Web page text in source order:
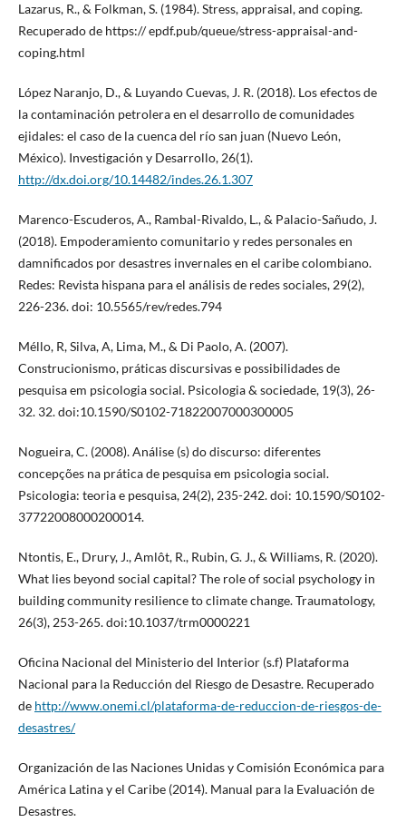
Lazarus, R., & Folkman, S. (1984). Stress, appraisal, and coping.
Recuperado de https:// epdf.pub/queue/stress-appraisal-and-
coping.html
López Naranjo, D., & Luyando Cuevas, J. R. (2018). Los efectos de
la contaminación petrolera en el desarrollo de comunidades
ejidales: el caso de la cuenca del río san juan (Nuevo León,
México). Investigación y Desarrollo, 26(1).
http://dx.doi.org/10.14482/indes.26.1.307
Marenco-Escuderos, A., Rambal-Rivaldo, L., & Palacio-Sañudo, J.
(2018). Empoderamiento comunitario y redes personales en
damnificados por desastres invernales en el caribe colombiano.
Redes: Revista hispana para el análisis de redes sociales, 29(2),
226-236. doi: 10.5565/rev/redes.794
Méllo, R, Silva, A, Lima, M., & Di Paolo, A. (2007).
Construcionismo, práticas discursivas e possibilidades de
pesquisa em psicologia social. Psicologia & sociedade, 19(3), 26-
32. 32. doi:10.1590/S0102-71822007000300005
Nogueira, C. (2008). Análise (s) do discurso: diferentes
concepções na prática de pesquisa em psicologia social.
Psicologia: teoria e pesquisa, 24(2), 235-242. doi: 10.1590/S0102-
37722008000200014.
Ntontis, E., Drury, J., Amlôt, R., Rubin, G. J., & Williams, R. (2020).
What lies beyond social capital? The role of social psychology in
building community resilience to climate change. Traumatology,
26(3), 253-265. doi:10.1037/trm0000221
Oficina Nacional del Ministerio del Interior (s.f) Plataforma
Nacional para la Reducción del Riesgo de Desastre. Recuperado
de http://www.onemi.cl/plataforma-de-reduccion-de-riesgos-de-
desastres/
Organización de las Naciones Unidas y Comisión Económica para
América Latina y el Caribe (2014). Manual para la Evaluación de
Desastres.